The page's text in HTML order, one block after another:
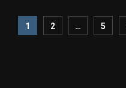
Stronicowanie
1 2 … 5